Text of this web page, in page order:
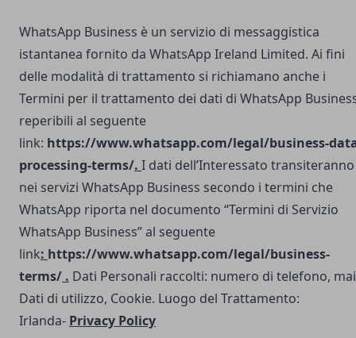
WhatsApp Business è un servizio di messaggistica
istantanea fornito da WhatsApp Ireland Limited. Ai fini
delle modalità di trattamento si richiamano anche i
Termini per il trattamento dei dati di WhatsApp
reperibili al seguente
link: https://www.whatsapp.com/legal/business-
processing-terms/. I dati dell’Interessato transiteranno
nei servizi WhatsApp Business secondo i termini che
WhatsApp riporta nel documento “Termini di Servizio
WhatsApp Business” al seguente
link: https://www.whatsapp.com/legal/business-
terms/ . Dati Personali raccolti: numero di telefono,
Dati di utilizzo, Cookie. Luogo del Trattamento:
Irlanda- Privacy Policy